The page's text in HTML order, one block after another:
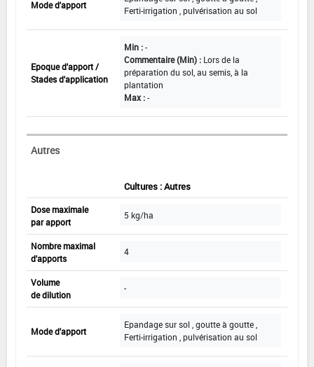
Mode d'apport
Ferti-irrigation , pulvérisation au sol
Epoque d'apport /
Stades d'application
Min :-
Commentaire (Min) : Lors de la
préparation du sol, au semis, à la
plantation
Max :-
Autres
Cultures : Autres
Dose maximale
par apport
5 kg/ha
Nombre maximal
d'apports
4
Volume
de dilution
-
Mode d'apport
Epandage sur sol , goutte à goutte ,
Ferti-irrigation , pulvérisation au sol